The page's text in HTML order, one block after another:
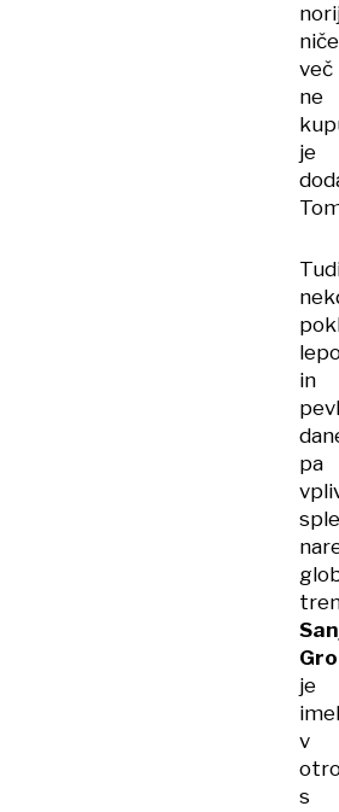
več
ne
je
in
pa
je
v
s